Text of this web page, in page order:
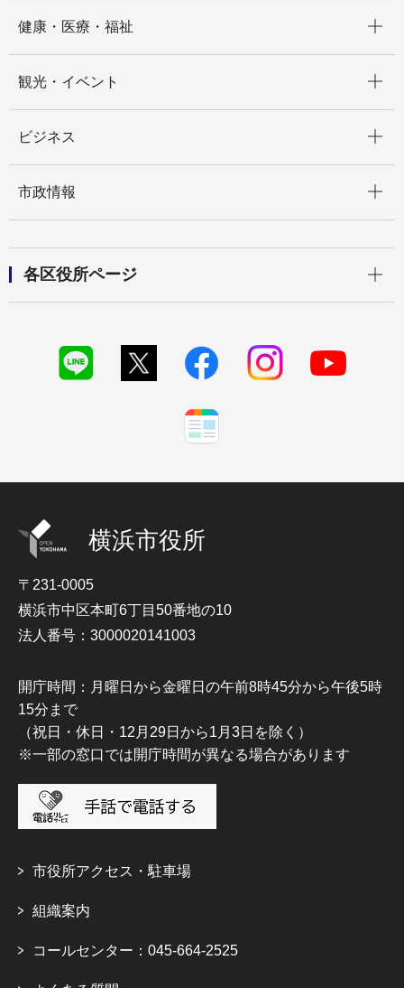
健康・医療・福祉
観光・イベント
ビジネス
市政情報
各区役所ページ
横浜市役所
〒231-0005
横浜市中区本町6丁目50番地の10
法人番号：3000020141003
開庁時間：月曜日から金曜日の午前8時45分から午後5時
15分まで
（祝日・休日・12月29日から1月3日を除く）
※一部の窓口では開庁時間が異なる場合があります
市役所アクセス・駐車場
組織案内
コールセンター：045-664-2525